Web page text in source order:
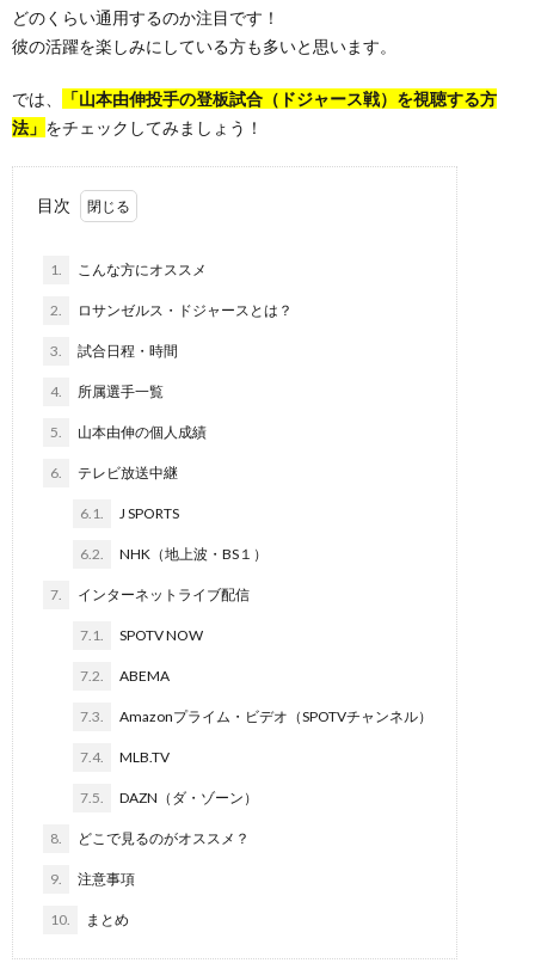
どのくらい通用するのか注目です！
彼の活躍を楽しみにしている方も多いと思います。
では、
「山本由伸投手の登板試合（ドジャース戦）を視聴する方
法」 をチェックしてみましょう！
目次
1. こんな方にオススメ
2. ロサンゼルス・ドジャースとは？
3. 試合日程・時間
4. 所属選手一覧
5. 山本由伸の個人成績
6. テレビ放送中継
6.1. J SPORTS
6.2. NHK（地上波・BS１）
7. インターネットライブ配信
7.1. SPOTV NOW
7.2. ABEMA
7.3. Amazonプライム・ビデオ（SPOTVチャンネル）
7.4. MLB.TV
7.5. DAZN（ダ・ゾーン）
8. どこで見るのがオススメ？
9. 注意事項
10. まとめ